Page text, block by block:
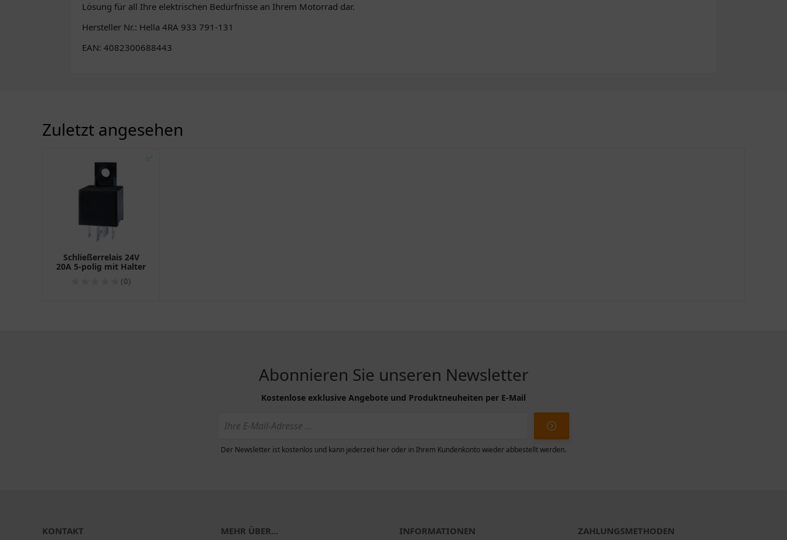
Lösung für all Ihre elektrischen Bedürfnisse an Ihrem Motorrad dar.
Hersteller Nr.: Hella 4RA 933 791-131
EAN: 4082300688443
Zuletzt angesehen
✅
Schließerrelais 24V
20A 5-polig mit Halter
(0)
Abonnieren Sie unseren Newsletter
Kostenlose exklusive Angebote und Produktneuheiten per E-Mail
Der Newsletter ist kostenlos und kann jederzeit hier oder in Ihrem Kundenkonto wieder abbestellt werden.
KONTAKT MEHR ÜBER... INFORMATIONEN ZAHLUNGSMETHODEN